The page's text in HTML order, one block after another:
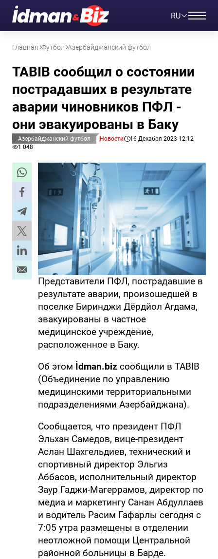
RU
Главная Футбол Азербайджанский футбол
TABIB сообщил о состоянии
пострадавших в результате
аварии чиновников ПФЛ -
они эвакуированы в Баку
Азербайджанский футбол Новости
16 Декабря 2023 12:12
1 048
Представители ПФЛ, пострадавшие в
результате аварии, произошедшей в
поселке Биринджи Дёрдйол Агдама,
эвакуированы в частное
медицинское учреждение,
расположенное в Баку.
Об этом İdman.biz сообщили в TABIB
(Объединение по управлению
медицинскими территориальными
подразделениями Азербайджана).
Сообщается, что президент ПФЛ
Эльхан Самедов, вице-президент
Аслан Шахгельдиев, технический и
спортивный директор Эльгиз
Аббасов, исполнительный директор
Заур Гаджи-Магеррамов, директор по
медиа и маркетингу Санан Абдуллаев
и водитель Расим Гафарлы сегодня с
7:05 утра размещены в отделении
неотложной помощи Центральной
районной больницы в Барде.